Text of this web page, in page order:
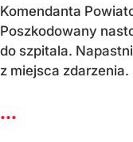
Komendanta
Poszkodowany
do szpitala.
z miejsca zdarzenia.
...